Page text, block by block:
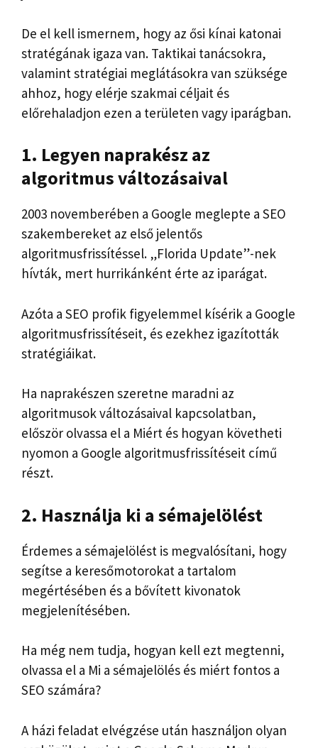
De el kell ismernem, hogy az ősi kínai katonai
stratégának igaza van. Taktikai tanácsokra,
valamint stratégiai meglátásokra van szüksége
ahhoz, hogy elérje szakmai céljait és
előrehaladjon ezen a területen vagy iparágban.
1. Legyen naprakész az
algoritmus változásaival
2003 novemberében a Google meglepte a SEO
szakembereket az első jelentős
algoritmusfrissítéssel. „Florida Update”-nek
hívták, mert hurrikánként érte az iparágat.
Azóta a SEO profik figyelemmel kísérik a Google
algoritmusfrissítéseit, és ezekhez igazították
stratégiáikat.
Ha naprakészen szeretne maradni az
algoritmusok változásaival kapcsolatban,
először olvassa el a Miért és hogyan követheti
nyomon a Google algoritmusfrissítéseit című
részt.
2. Használja ki a sémajelölést
Érdemes a sémajelölést is megvalósítani, hogy
segítse a keresőmotorokat a tartalom
megértésében és a bővített kivonatok
megjelenítésében.
Ha még nem tudja, hogyan kell ezt megtenni,
olvassa el a Mi a sémajelölés és miért fontos a
SEO számára?
A házi feladat elvégzése után használjon olyan